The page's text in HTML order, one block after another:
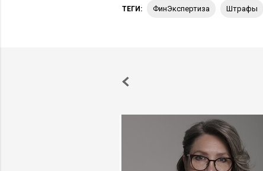
ТЕГИ: ФинЭкспертиза штрафы